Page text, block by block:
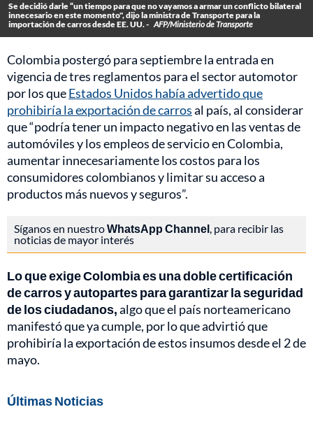
Se decidió darle “un tiempo para que no vayamos a armar un conflicto bilateral
innecesario en este momento", dijo la ministra de Transporte para la
importación de carros desde EE. UU. - AFP/Ministerio de Transporte
Colombia postergó para septiembre la entrada en
vigencia de tres reglamentos para el sector automotor
por los queEstados Unidos había advertido que
prohibiría la exportación de carrosal país, al considerar
que “podría tener un impacto negativo en las ventas de
automóviles y los empleos de servicio en Colombia,
aumentar innecesariamente los costos para los
consumidores colombianos y limitar su acceso a
productos más nuevos y seguros”.
Síganos en nuestroWhatsApp Channel, para recibir las
noticias de mayor interés
Lo que exige Colombia es una doble certificación
de carros y autopartes para garantizar la seguridad
de los ciudadanos,algo que el país norteamericano
manifestó que ya cumple, por lo que advirtió que
prohibiría la exportación de estos insumos desde el 2 de
mayo.
Últimas Noticias